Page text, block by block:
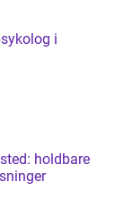
i
holdbare